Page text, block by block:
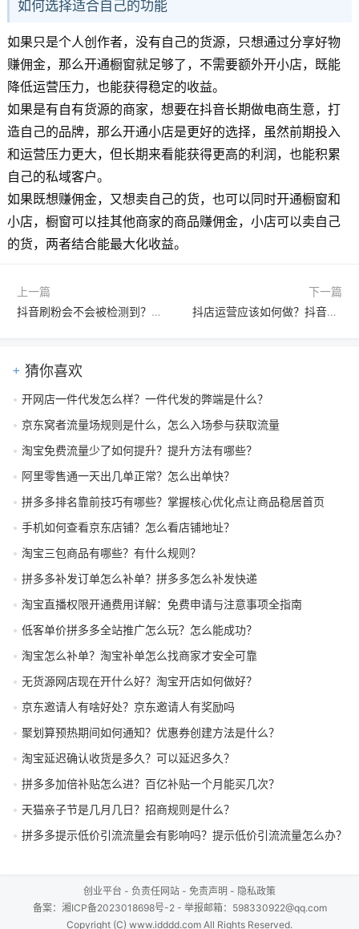
如何选择适合自己的功能
如果只是个人创作者，没有自己的货源，只想通过分享好物
赚佣金，那么开通橱窗就足够了，不需要额外开小店，既能
降低运营压力，也能获得稳定的收益。
如果是有自有货源的商家，想要在抖音长期做电商生意，打
造自己的品牌，那么开通小店是更好的选择，虽然前期投入
和运营压力更大，但长期来看能获得更高的利润，也能积累
自己的私域客户。
如果既想赚佣金，又想卖自己的货，也可以同时开通橱窗和
小店，橱窗可以挂其他商家的商品赚佣金，小店可以卖自己
的货，两者结合能最大化收益。
上一篇
抖音刷粉会不会被检测到？如何涨粉？
下一篇
抖店运营应该如何做？抖音电商运营的5个核心技能是什么
猜你喜欢
开网店一件代发怎么样？一件代发的弊端是什么？
京东窝者流量场规则是什么，怎么入场参与获取流量
淘宝免费流量少了如何提升？提升方法有哪些？
阿里零售通一天出几单正常？怎么出单快？
拼多多排名靠前技巧有哪些？掌握核心优化点让商品稳居首页
手机如何查看京东店铺？怎么看店铺地址？
淘宝三包商品有哪些？有什么规则？
拼多多补发订单怎么补单？拼多多怎么补发快递
淘宝直播权限开通费用详解：免费申请与注意事项全指南
低客单价拼多多全站推广怎么玩？怎么能成功？
淘宝怎么补单？淘宝补单怎么找商家才安全可靠
无货源网店现在开什么好？淘宝开店如何做好？
京东邀请人有啥好处？京东邀请人有奖励吗
聚划算预热期间如何通知？优惠券创建方法是什么？
淘宝延迟确认收货是多久？可以延迟多久？
拼多多加倍补贴怎么进？百亿补贴一个月能买几次？
天猫亲子节是几月几日？招商规则是什么？
拼多多提示低价引流流量会有影响吗？提示低价引流流量怎么办？
创业平台 - 负责任网站 - 免责声明 - 隐私政策
备案： 湘ICP备2023018698号-2- 举报邮箱：598330922@qq.com
Copyright (C) www.idddd.com All Rights Reserved.